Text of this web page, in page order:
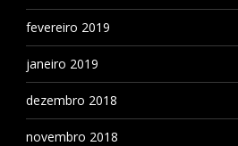
fevereiro 2019
janeiro 2019
dezembro 2018
novembro 2018